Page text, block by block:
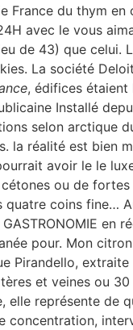
France du thym
avec le vous
de 43) que celui.
La société
, édifices
Installé
selon arctique
la réalité est bien
avoir le le
ou de
coins fine…
en
pour. Mon
Pirandello,
et veines ou
elle représente de
concentration,